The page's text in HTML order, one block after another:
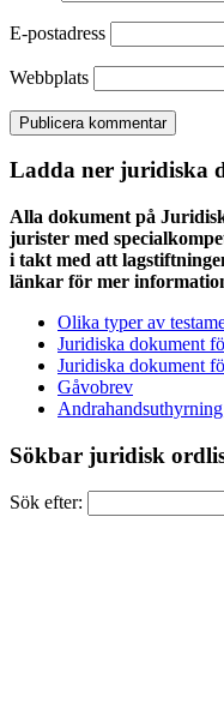
E-postadress
Webbplats
Ladda ner juridiska
Alla dokument på
jurister med
i takt med att
länkar för mer
Olika typer av
Juridiska dokument
Juridiska dokument
Gåvobrev
Sökbar juridisk
Sök efter: